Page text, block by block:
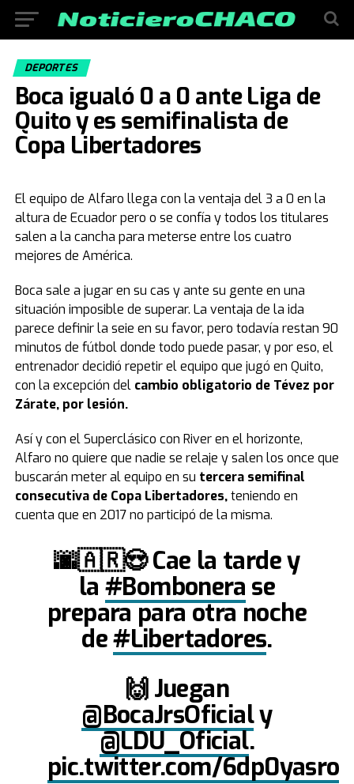
DEPORTES
Boca igualó 0 a 0 ante Liga de
Quito y es semifinalista de
Copa Libertadores
El equipo de Alfaro llega con la ventaja del 3 a 0 en la
altura de Ecuador pero o se confía y todos los titulares
salen a la cancha para meterse entre los cuatro
mejores de América.
Boca sale a jugar en su cas y ante su gente en una
situación imposible de superar. La ventaja de la ida
parece definir la seie en su favor, pero todavía restan 90
minutos de fútbol donde todo puede pasar, y por eso, el
entrenador decidió repetir el equipo que jugó en Quito,
con la excepción del cambio obligatorio de Tévez por
Zárate, por lesión.
Así y con el Superclásico con River en el horizonte,
Alfaro no quiere que nadie se relaje y salen los once que
buscarán meter al equipo en su tercera semifinal
consecutiva de Copa Libertadores,teniendo en
cuenta que en 2017 no participó de la misma.
🌆🇦🇷😍 Cae la tarde y
la#Bombonera se
prepara para otra noche
de#Libertadores.
🙌 Juegan
@BocaJrsOficialy
@LDU_Oficial.
pic.twitter.com/6dp0yasroc